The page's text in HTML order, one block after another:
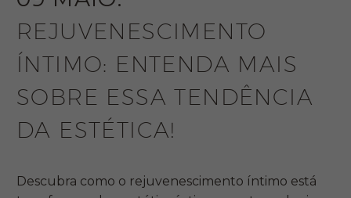
REJUVENESCIMENTO
ÍNTIMO: ENTENDA MAIS
SOBRE ESSA TENDÊNCIA
DA ESTÉTICA!
Descubra como o rejuvenescimento íntimo está